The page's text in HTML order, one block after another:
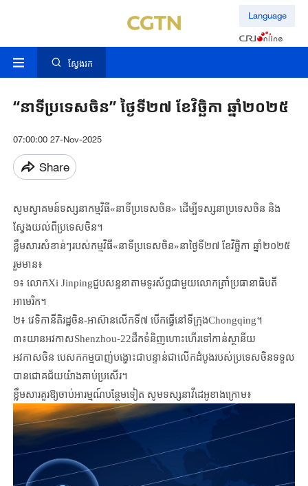
Language
ស្វែងរក
“នាទីប្រទេសចិន” ថ្ងៃទី២៧ ខែវិច្ឆិកា ឆ្នាំ២០២៥
07:00:00 27-Nov-2025
Share
សូមស្វាគមន៍ទស្សនាកម្មវិធី«នាទីប្រទេសចិន» ដើម្បីទស្សនាប្រទេសចិន និង
ស្វែងយល់ពីប្រទេសចិន។
ខ្លឹមសារសំខាន់ៗរបស់កម្មវិធី«នាទីប្រទេសចិន»នាថ្ងៃទី២៧ ខែវិច្ឆិកា ឆ្នាំ២០២៥
រួមមាន៖
១៖ លោកXi Jinpingជួបសន្ទនាតាមទូរស័ព្ទជាមួយលោកត្រាំប្រធានាធិបតី
អាមេរិក។
២៖ វេទិកានីតិរដ្ឋចិន-អាស៊ានលើកទី៧ បើកធ្វើនៅទីក្រុងChongqing។
៣៖យានអវកាសShenzhou-22ដឹកទំនិញហោះហើរទៅកាន់ស្ថានីយ
អវកាសចិន បេសកកម្មបាញ់បង្ហោះជាបន្ទាន់ជាលើកដំបូងរបស់ប្រទេសចិនទទួល
បានជោគជ័យយ៉ាងគាប់ប្រសើរ។
ខ្លឹមសារគួរឱ្យចាប់អារម្មណ៍បន្ថែមទៀត សូមទស្សនាវីដេអូខាងក្រោម៖